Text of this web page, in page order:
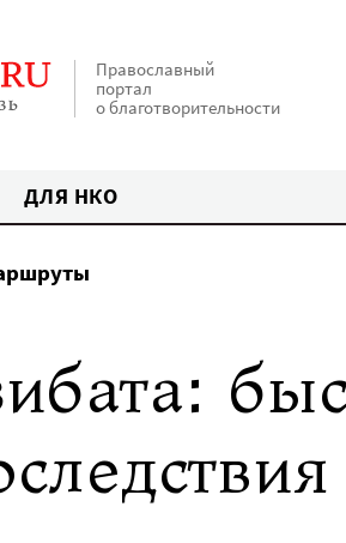
Православный
портал
о благотворительности
ДЛЯ НКО